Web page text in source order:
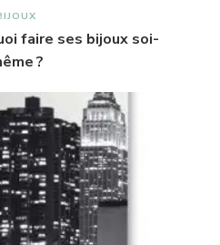
faire ses bijoux soi-
?